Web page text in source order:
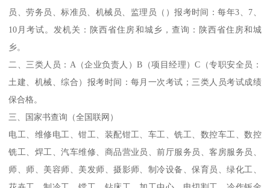
员、劳务员、标准员、机械员、监理员（）报考时间：每年3、7、
10月考试。发机关：陕西省住房和城乡，查询：陕西省住房和城
乡。
二、三类人员：A（企业负责人）B（项目经理）C（专职安全员：
土建、机械、综合）报考时间：每月一次考试；三类人员考试成绩
保合格。
三、国家书查询（全国联网）
电工、维修电工、钳工、装配钳工、车工、铣工、数控车工、数控
铣工、焊工、汽车维修、商品营业员、前厅服务员、客房服务员、
师、师、美容师、美发师、摄影师、制冷设备、保育员、绿化工、